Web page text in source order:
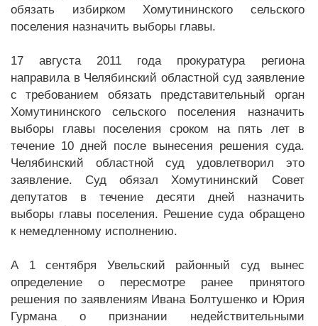
обязать избирком Хомутининского сельского
поселения назначить выборы главы.
17 августа 2011 года прокуратура региона
направила в Челябинский областной суд заявление
с требованием обязать представительный орган
Хомутининского сельского поселения назначить
выборы главы поселения сроком на пять лет в
течение 10 дней после вынесения решения суда.
Челябинский областной суд удовлетворил это
заявление. Суд обязал Хомутининский Совет
депутатов в течение десяти дней назначить
выборы главы поселения. Решение суда обращено
к немедленному исполнению.
А 1 сентября Увельский районный суд вынес
определение о пересмотре ранее принятого
решения по заявлениям Ивана Болтушенко и Юрия
Гурмана о признании недействительными